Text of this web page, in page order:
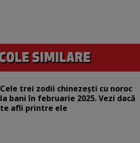
Cele trei zodii chinezești cu noroc
la bani în februarie 2025. Vezi dacă
te afli printre ele